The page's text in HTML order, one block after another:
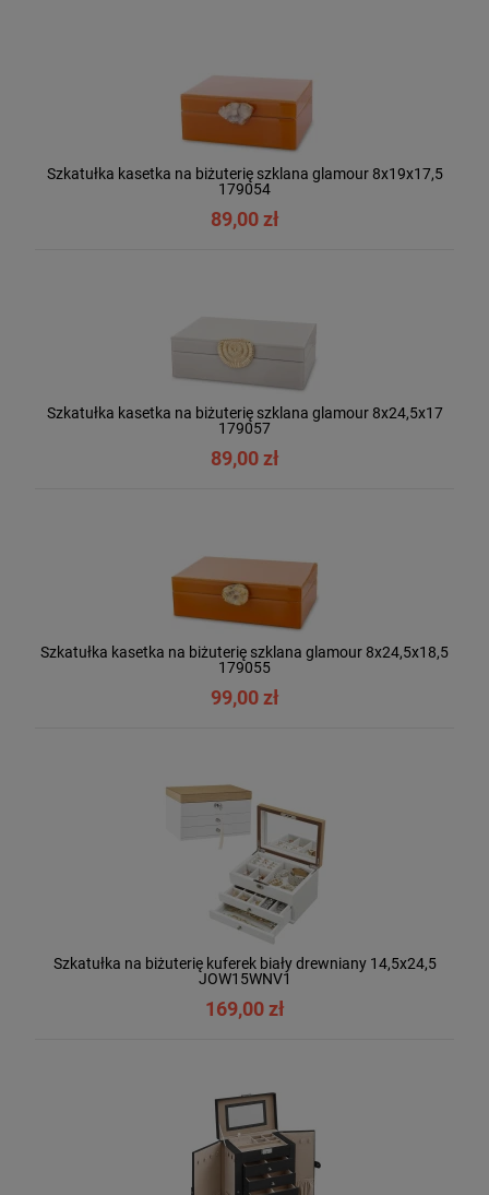
Szkatułka kasetka na biżuterię szklana glamour 8x19x17,5
179054
89,00 zł
Szkatułka kasetka na biżuterię szklana glamour 8x24,5x17
179057
89,00 zł
Szkatułka kasetka na biżuterię szklana glamour 8x24,5x18,5
179055
99,00 zł
Szkatułka na biżuterię kuferek biały drewniany 14,5x24,5
JOW15WNV1
169,00 zł